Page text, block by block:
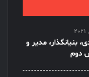
بنیانگذار، مدیر و
دوم